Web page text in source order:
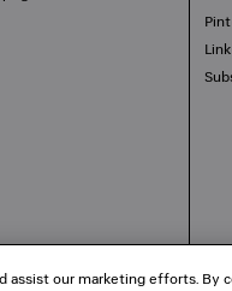
assist our marketing efforts.